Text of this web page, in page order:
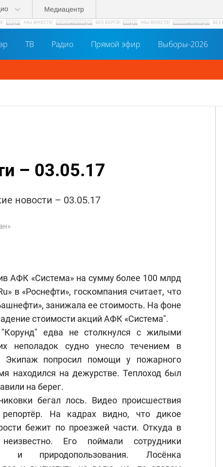
Медиацентр
ТВ Радио Прямой эфир Выборы-2026
– 03.05.17
новости – 03.05.17
АФК «Система» на сумму более 100 млрд
в «Роснефти», госкомпания считает, что
занижала ее стоимость. На фоне
стоимости акций АФК «Система".
едва не столкнулся с жилыми
неполадок судно унесло течением в
Экипаж попросил помощи у пожарного
находился на дежурстве. Теплоход был
на берег.
бегал лось. Видео происшествия
На кадрах видно, что дикое
бежит по проезжей части. Откуда в
Его поймали сотрудники
и природопользования. Лосёнка